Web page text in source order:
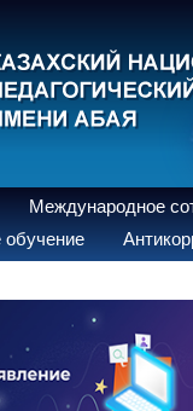
Международное
обучение